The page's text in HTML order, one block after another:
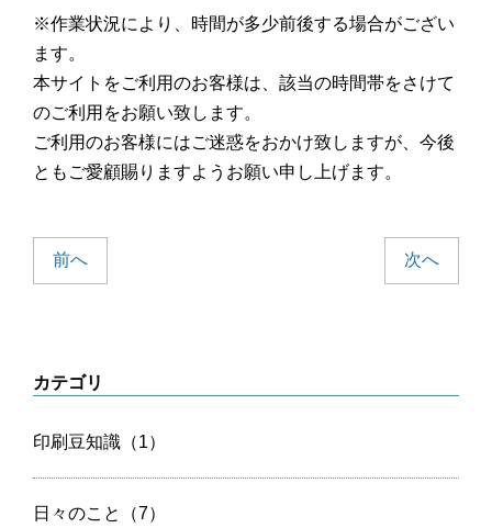
※作業状況により、時間が多少前後する場合がござい
ます。
本サイトをご利用のお客様は、該当の時間帯をさけて
のご利用をお願い致します。
ご利用のお客様にはご迷惑をおかけ致しますが、今後
ともご愛顧賜りますようお願い申し上げます。
前へ 次へ
カテゴリ
印刷豆知識（1）
日々のこと（7）